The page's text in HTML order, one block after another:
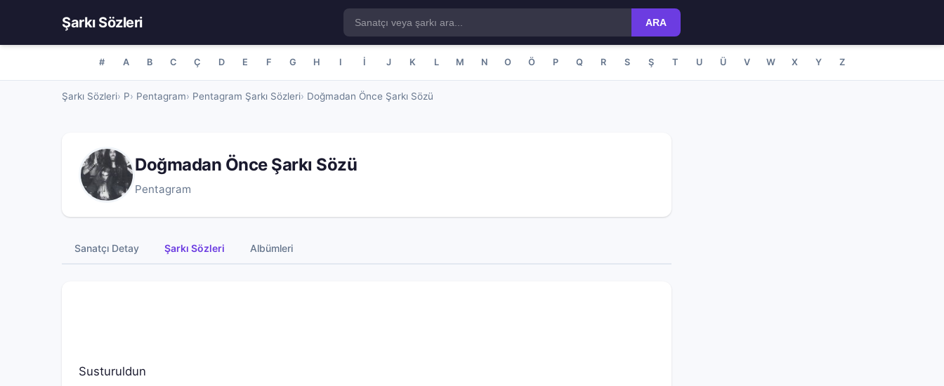
Şarkı Sözleri ARA
# A B C Ç D E F G H I İ J K L M N O Ö P Q R S Ş T U Ü V W X Y Z
Şarkı Sözleri P Pentagram Pentagram Şarkı Sözleri Doğmadan Önce Şarkı Sözü
Doğmadan Önce Şarkı Sözü
Pentagram
Sanatçı Detay Şarkı Sözleri Albümleri